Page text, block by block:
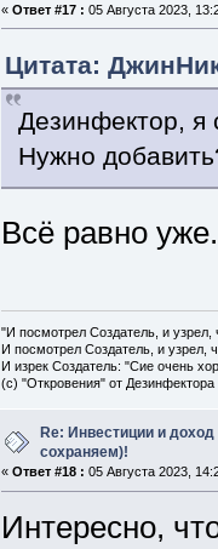
« Ответ #17 : 05 Августа 2023,
Цитата:
Дезинфектор, я
Нужно
Всё равно
"И посмотрел Создатель, и
И посмотрел Создатель, и узрел,
И изрек Создатель: "Сие очень
(с) "Откровения" от Дезинфектора
Re: Инвестиции и
сохраняем)!
« Ответ #18 : 05 Августа 2023,
Интересно,